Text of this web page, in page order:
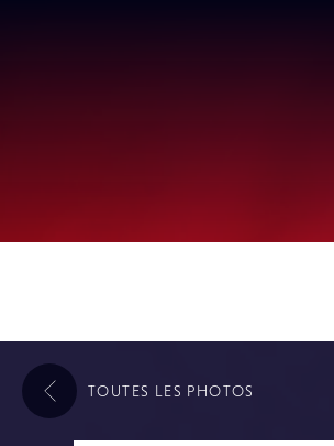
TOUTES LES PHOTOS